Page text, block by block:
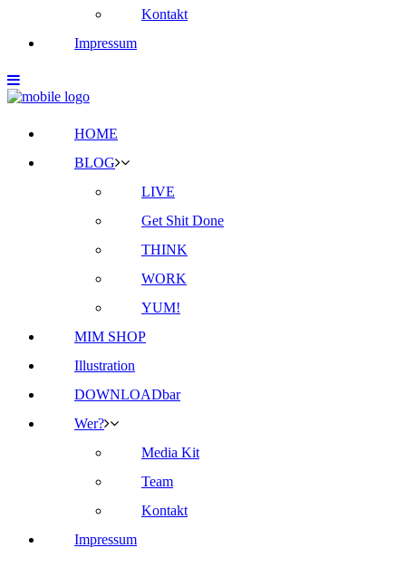
Kontakt
Impressum
HOME
BLOG
LIVE
Get Shit Done
THINK
WORK
YUM!
MIM SHOP
Illustration
DOWNLOADbar
Wer?
Media Kit
Team
Kontakt
Impressum